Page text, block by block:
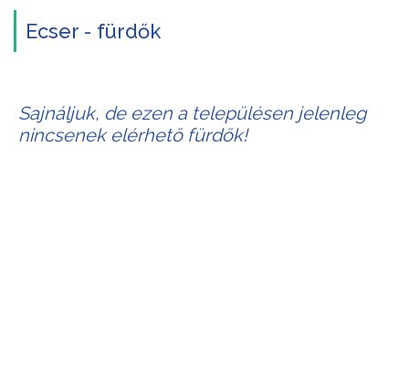
Ecser - fürdők
Sajnáljuk, de ezen a településen jelenleg
nincsenek elérhető fürdők!